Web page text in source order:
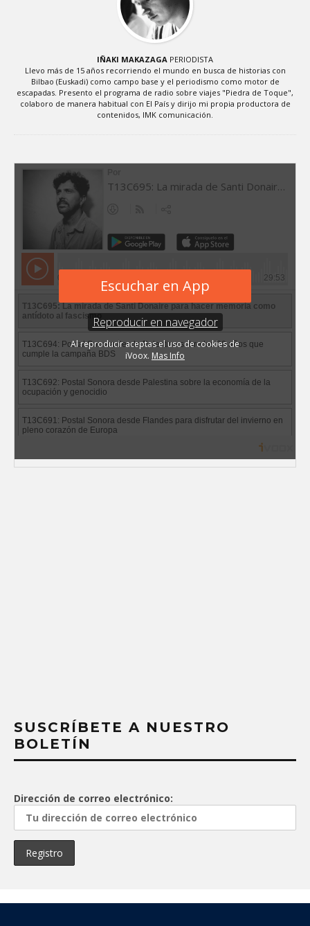
IÑAKI MAKAZAGA PERIODISTA
Llevo más de 15 años recorriendo el mundo en busca de historias con
Bilbao (Euskadi) como campo base y el periodismo como motor de
escapadas. Presento el programa de radio sobre viajes "Piedra de Toque",
colaboro de manera habitual con El País y dirijo mi propia productora de
contenidos, IMK comunicación.
SUSCRÍBETE A NUESTRO
BOLETÍN
Dirección de correo electrónico: